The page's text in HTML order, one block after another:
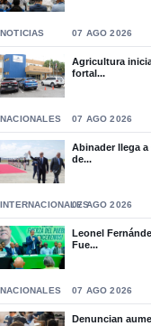
NOTICIAS 07 AGO 2026
Agricultura
fortal...
NACIONALES 07 AGO 2026
Abinader llega
de...
INTERNACIONALES07 AGO 2026
Leonel
Fue...
NACIONALES 07 AGO 2026
Denuncian